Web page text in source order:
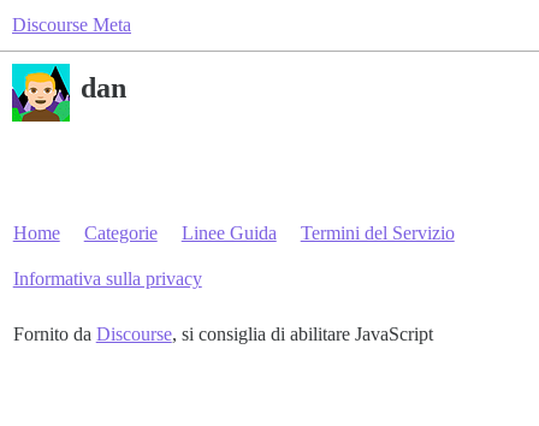
Discourse Meta
dan
Home Categorie Linee Guida Termini del Servizio
Informativa sulla privacy
Fornito da Discourse, si consiglia di abilitare JavaScript